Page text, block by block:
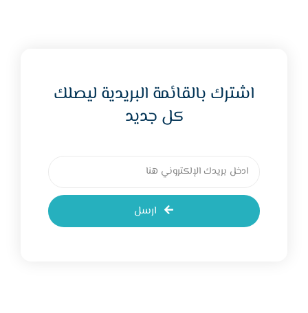
اشترك بالقائمة البريدية ليصلك
كل جديد
ارسل